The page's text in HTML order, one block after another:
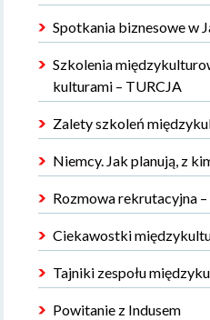
Spotkania biznesowe w
Szkolenia
kulturami – TURCJA
Zalety szkoleń
Niemcy. Jak planują, z
Rozmowa rekrutacyjna –
Ciekawostki
Tajniki zespołu
Powitanie z Indusem